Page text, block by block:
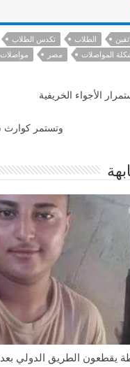
الطلاب تكدس الطلاب
المواصلات مصر مواصلات
الأجواء الخريفية
وتستمر
يقطعون الطريق الدولي